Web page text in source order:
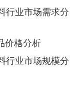
行业市场需求分
价格分析
行业市场规模分